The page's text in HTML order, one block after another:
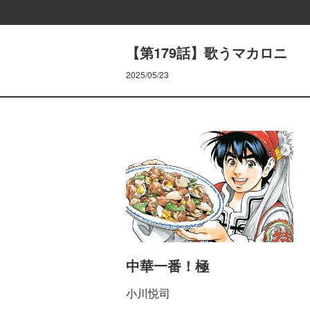
【第179話】歌うマカロニ
2025/05/23
中華一番！極
小川悦司